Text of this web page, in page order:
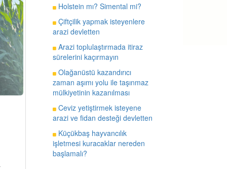
Holstein mı? Simental mi?
Çiftçilik yapmak isteyenlere
arazi devletten
Arazi toplulaştırmada itiraz
sürelerini kaçırmayın
Olağanüstü kazandırıcı
zaman aşımı yolu ile taşınmaz
mülkiyetinin kazanılması
Ceviz yetiştirmek isteyene
arazi ve fidan desteği devletten
Küçükbaş hayvancılık
işletmesi kuracaklar nereden
başlamalı?